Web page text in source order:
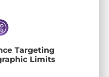
Targeting
Limits